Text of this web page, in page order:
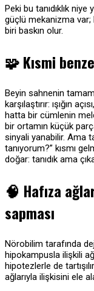
Peki bu tanıdıklık
güçlü mekanizma var;
biri baskın olur.
🧩Kısmi
Beyin sahnenin
karşılaştırır: ışığın
hatta bir cümlenin
bir ortamın küçük
sinyali yanabilir. Ama
tanıyorum?” kısmı
doğar: tanıdık ama
🧠 Hafıza
sapması
Nörobilim tarafında
hipokampusla ilişkili
hipotezlerle de
ağlarıyla ilişkisini ele